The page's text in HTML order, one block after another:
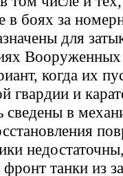
в боях за
для
когда их
гвардии и
в
фронт танки из